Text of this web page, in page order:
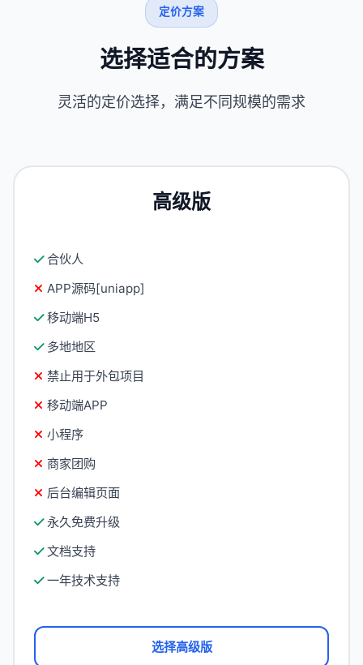
定价方案
选择适合的方案
灵活的定价选择，满足不同规模的需求
高级版
合伙人
APP源码[uniapp]
移动端H5
多地地区
禁止用于外包项目
移动端APP
小程序
商家团购
后台编辑页面
永久免费升级
文档支持
一年技术支持
选择高级版